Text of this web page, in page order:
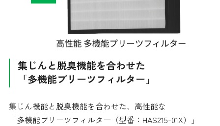
集じんと脱臭機能を合わせた
「多機能プリーツフィルター」
集じん機能と脱臭機能を合わせた、高性能な
「多機能プリーツフィルター（型番：HAS215-01X）」